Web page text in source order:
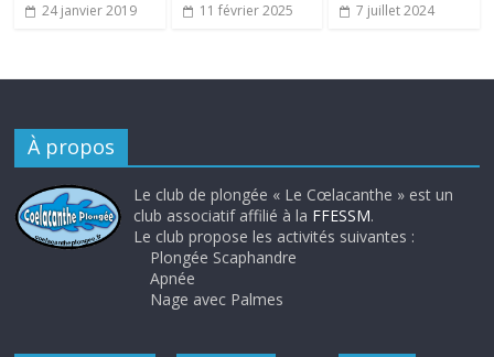
24 janvier 2019 11 février 2025 7 juillet 2024
À propos
Le club de plongée « Le Cœlacanthe » est un
club associatif affilié à la FFESSM.
Le club propose les activités suivantes :
Plongée Scaphandre
Apnée
Nage avec Palmes